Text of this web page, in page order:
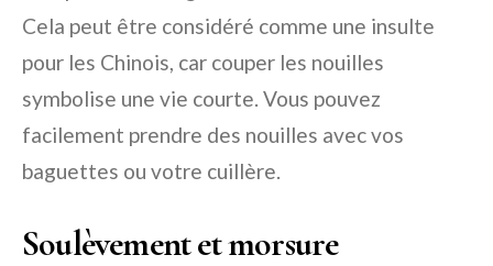
Cela peut être considéré comme une insulte
pour les Chinois, car couper les nouilles
symbolise une vie courte. Vous pouvez
facilement prendre des nouilles avec vos
baguettes ou votre cuillère.
Soulèvement et morsure